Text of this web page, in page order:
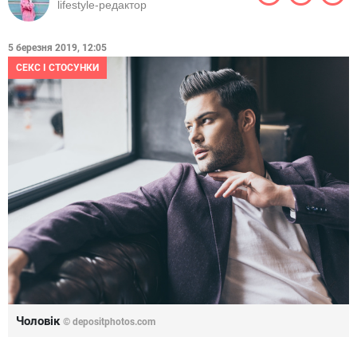
lifestyle-редактор
5 березня 2019, 12:05
СЕКС І СТОСУНКИ
Чоловік © depositphotos.com